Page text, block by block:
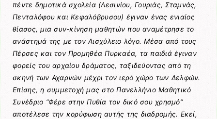
πέντε δημοτικά σχολεία (Λεσινίου, Γουριάς, Σταμνάς,
Πενταλόφου και Κεφαλόβρυσου) έγιναν ένας ενιαίος
θίασος, μια συν-κίνηση μαθητών που αναμέτρησε το
ανάστημά της με τον Αισχύλειο λόγο. Μέσα από τους
Πέρσες και τον Προμηθέα Πυρκαέα, τα παιδιά έγιναν
φορείς του αρχαίου δράματος, ταξιδεύοντας από τη
σκηνή των Αχαρνών μέχρι τον ιερό χώρο των Δελφών.
Επίσης, η συμμετοχή μας στο Πανελλήνιο Μαθητικό
Συνέδριο “Φέρε στην Πυθία τον δικό σου χρησμό”
αποτέλεσε την κορύφωση αυτής της διαδρομής. Εκεί,